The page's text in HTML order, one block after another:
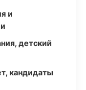
и
детский
кандидаты